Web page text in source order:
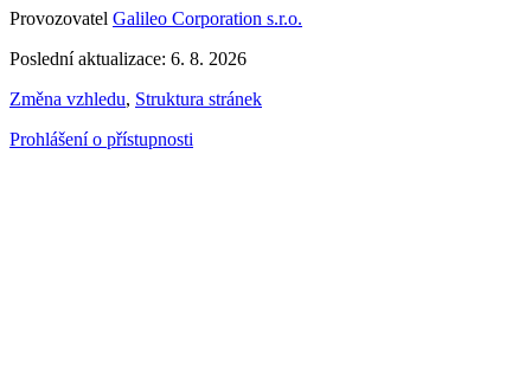
Provozovatel Galileo Corporation s.r.o.
Poslední aktualizace: 6. 8. 2026
Změna vzhledu, Struktura stránek
Prohlášení o přístupnosti